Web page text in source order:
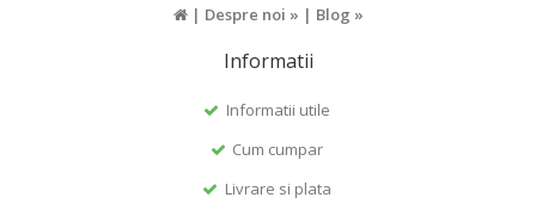
| Despre noi » | Blog »
Informatii
Informatii utile
Cum cumpar
Livrare si plata